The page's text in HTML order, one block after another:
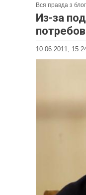
Вся правда з
Из-за
10.06.2011,